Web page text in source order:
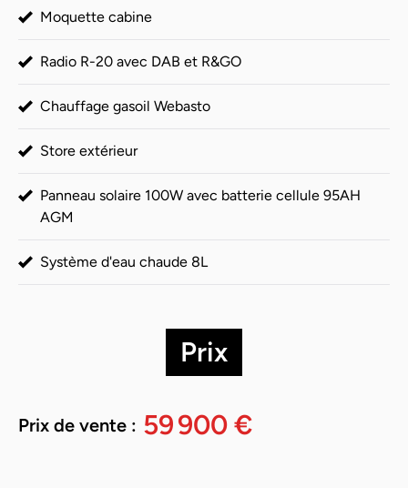
Moquette cabine
Radio R-20 avec DAB et R&GO
Chauffage gasoil Webasto
Store extérieur
Panneau solaire 100W avec batterie cellule 95AH
AGM
Système d'eau chaude 8L
Prix
Prix de vente : 59 900 €